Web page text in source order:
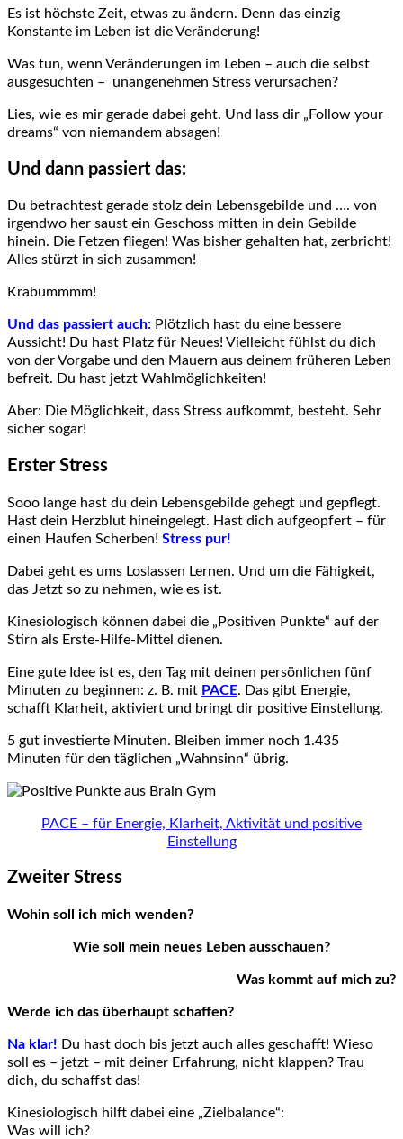
Es ist höchste Zeit, etwas zu ändern. Denn das einzig
Konstante im Leben ist die Veränderung!
Was tun, wenn Veränderungen im Leben – auch die selbst
ausgesuchten – unangenehmen Stress verursachen?
Lies, wie es mir gerade dabei geht. Und lass dir „Follow your
dreams“ von niemandem absagen!
Und dann passiert das:
Du betrachtest gerade stolz dein Lebensgebilde und …. von
irgendwo her saust ein Geschoss mitten in dein Gebilde
hinein. Die Fetzen fliegen! Was bisher gehalten hat, zerbricht!
Alles stürzt in sich zusammen!
Krabummmm!
Und das passiert auch: Plötzlich hast du eine bessere
Aussicht! Du hast Platz für Neues! Vielleicht fühlst du dich
von der Vorgabe und den Mauern aus deinem früheren Leben
befreit. Du hast jetzt Wahlmöglichkeiten!
Aber: Die Möglichkeit, dass Stress aufkommt, besteht. Sehr
sicher sogar!
Erster Stress
Sooo lange hast du dein Lebensgebilde gehegt und gepflegt.
Hast dein Herzblut hineingelegt. Hast dich aufgeopfert – für
einen Haufen Scherben! Stress pur!
Dabei geht es ums Loslassen Lernen. Und um die Fähigkeit,
das Jetzt so zu nehmen, wie es ist.
Kinesiologisch können dabei die „Positiven Punkte“ auf der
Stirn als Erste-Hilfe-Mittel dienen.
Eine gute Idee ist es, den Tag mit deinen persönlichen fünf
Minuten zu beginnen: z. B. mit PACE. Das gibt Energie,
schafft Klarheit, aktiviert und bringt dir positive Einstellung.
5 gut investierte Minuten. Bleiben immer noch 1.435
Minuten für den täglichen „Wahnsinn“ übrig.
PACE – für Energie, Klarheit, Aktivität und positive
Einstellung
Zweiter Stress
Wohin soll ich mich wenden?
Wie soll mein neues Leben ausschauen?
Was kommt auf mich zu?
Werde ich das überhaupt schaffen?
Na klar! Du hast doch bis jetzt auch alles geschafft! Wieso
soll es – jetzt – mit deiner Erfahrung, nicht klappen? Trau
dich, du schaffst das!
Kinesiologisch hilft dabei eine „Zielbalance“:
Was will ich?